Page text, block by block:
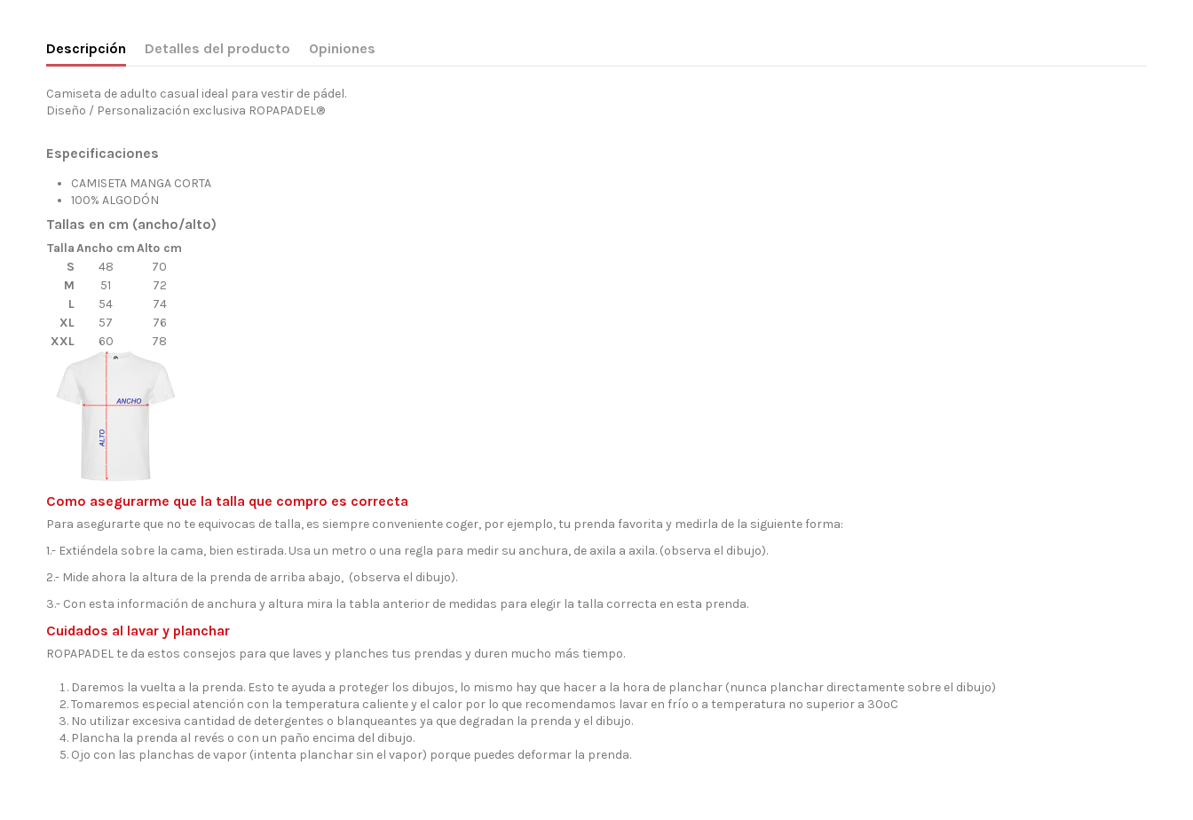
Descripción Detalles del producto Opiniones
Camiseta de adulto casual ideal para vestir de pádel.
Diseño / Personalización exclusiva ROPAPADEL®
Especificaciones
CAMISETA MANGA CORTA
100% ALGODÓN
Tallas en cm (ancho/alto)
TallaAncho cmAlto cm
S
48
70
M
51
72
L
54
74
XL
57
76
XXL
60 78
Como asegurarme que la talla que compro es correcta
Para asegurarte que no te equivocas de talla, es siempre conveniente coger, por ejemplo, tu prenda favorita y medirla de la siguiente forma:
1.- Extiéndela sobre la cama, bien estirada. Usa un metro o una regla para medir su anchura, de axila a axila. (observa el dibujo).
2.- Mide ahora la altura de la prenda de arriba abajo, (observa el dibujo).
3.- Con esta información de anchura y altura mira la tabla anterior de medidas para elegir la talla correcta en esta prenda.
Cuidados al lavar y planchar
ROPAPADEL te da estos consejos para que laves y planches tus prendas y duren mucho más tiempo.
Daremos la vuelta a la prenda. Esto te ayuda a proteger los dibujos, lo mismo hay que hacer a la hora de planchar (nunca planchar directamente sobre el dibujo)
Tomaremos especial atención con la temperatura caliente y el calor por lo que recomendamos lavar en frío o a temperatura no superior a 30ºC
No utilizar excesiva cantidad de detergentes o blanqueantes ya que degradan la prenda y el dibujo.
Plancha la prenda al revés o con un paño encima del dibujo.
Ojo con las planchas de vapor (intenta planchar sin el vapor) porque puedes deformar la prenda.